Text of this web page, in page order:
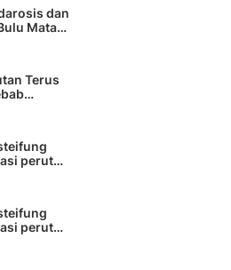
dan
Mata
Terus
perut
perut